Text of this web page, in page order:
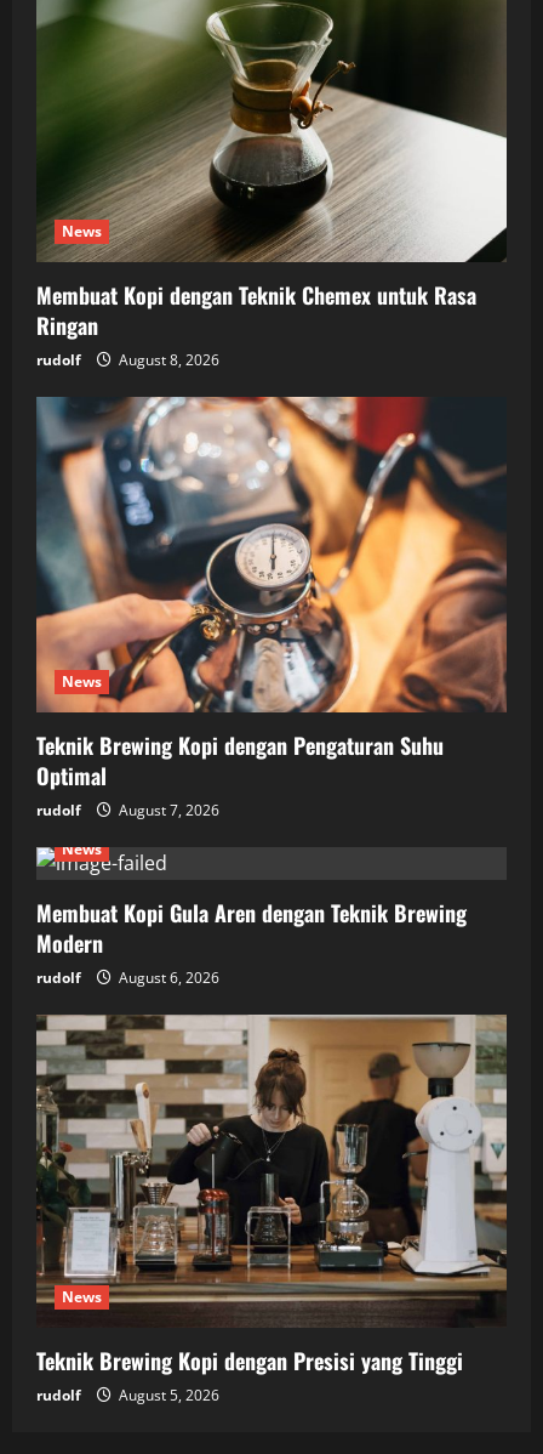
News
Membuat Kopi dengan Teknik Chemex untuk Rasa
Ringan
rudolf August 8, 2026
News
Teknik Brewing Kopi dengan Pengaturan Suhu
Optimal
rudolf
August 7, 2026
News
Membuat Kopi Gula Aren dengan Teknik Brewing
Modern
rudolf August 6, 2026
News
Teknik Brewing Kopi dengan Presisi yang Tinggi
rudolf August 5, 2026